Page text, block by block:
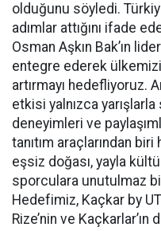
olduğunu söyledi.
adımlar attığını ifade
Osman Aşkın Bak’ın
entegre ederek
artırmayı hedefliyoruz.
etkisi yalnızca yarışlarla
deneyimleri ve
tanıtım araçlarından
eşsiz doğası, yayla
sporculara unutulmaz
Hedefimiz, Kaçkar by
Rize’nin ve